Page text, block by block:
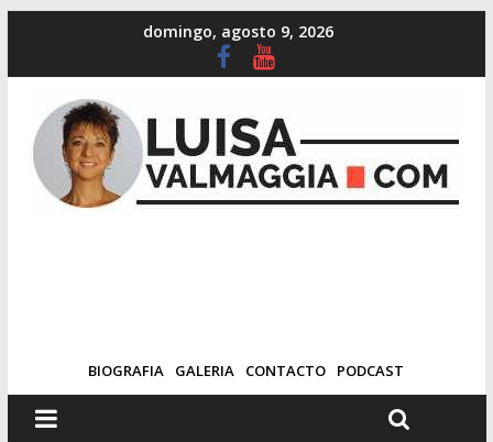
domingo, agosto 9, 2026
BIOGRAFIA GALERIA CONTACTO PODCAST